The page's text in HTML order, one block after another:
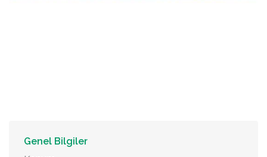
Genel Bilgiler